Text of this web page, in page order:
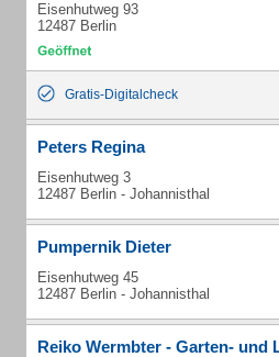
Eisenhutweg 93
12487 Berlin
Gratis-Digitalcheck
Peters Regina
Eisenhutweg 3
12487 Berlin - Johannisthal
Pumpernik Dieter
Eisenhutweg 45
12487 Berlin - Johannisthal
Reiko Wermbter - Garten- und